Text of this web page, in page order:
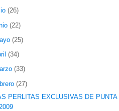
(26)
(22)
(25)
(34)
(33)
(27)
PERLITAS EXCLUSIVAS DE PUNTA